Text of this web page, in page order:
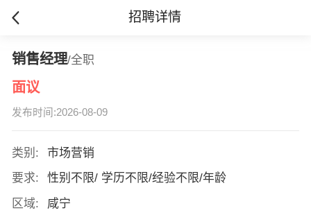
招聘详情
销售经理/全职
面议
发布时间:2026-08-09
类别:
市场营销
要求:
性别不限/ 学历不限/经验不限/年龄
区域:
咸宁